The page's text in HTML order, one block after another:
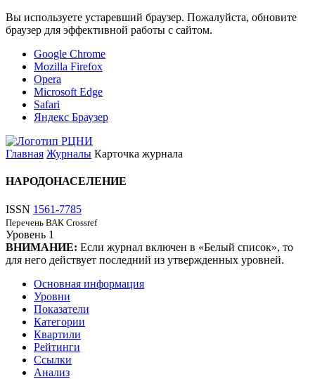
Вы используете устаревший браузер. Пожалуйста, обновите
браузер для эффективной работы с сайтом.
Google Chrome
Mozilla Firefox
Opera
Microsoft Edge
Safari
Яндекс Браузер
Главная Журналы Карточка журнала
НАРОДОНАСЕЛЕНИЕ
ISSN 1561-7785
Перечень ВАК Crossref
Уровень 1
ВНИМАНИЕ: Если журнал включен в «Белый список», то
для него действует последний из утвержденных уровней.
Основная информация
Уровни
Показатели
Категории
Квартили
Рейтинги
Ссылки
Анализ